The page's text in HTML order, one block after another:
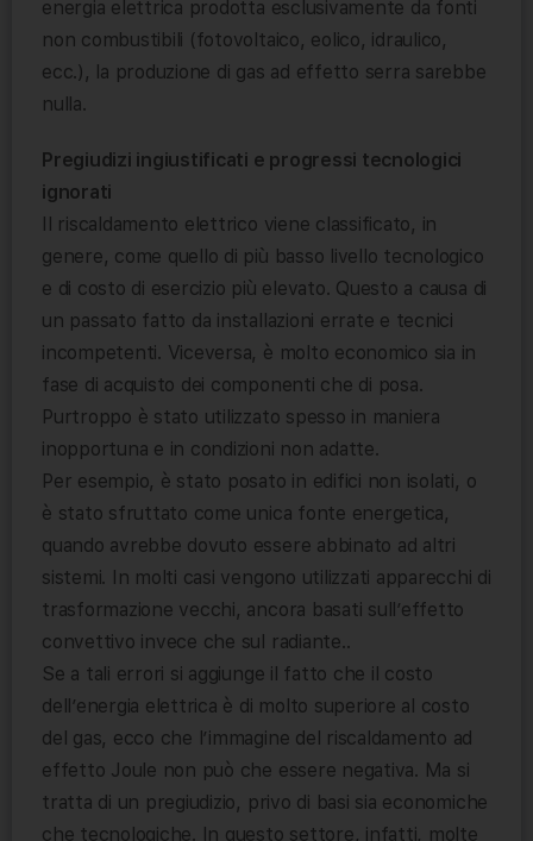
energia elettrica prodotta esclusivamente da fonti
non combustibili (fotovoltaico, eolico, idraulico,
ecc.), la produzione di gas ad effetto serra sarebbe
nulla.
Pregiudizi ingiustificati e progressi tecnologici
ignorati
Il riscaldamento elettrico viene classificato, in
genere, come quello di più basso livello tecnologico
e di costo di esercizio più elevato. Questo a causa di
un passato fatto da installazioni errate e tecnici
incompetenti. Viceversa, è molto economico sia in
fase di acquisto dei componenti che di posa.
Purtroppo è stato utilizzato spesso in maniera
inopportuna e in condizioni non adatte.
Per esempio, è stato posato in edifici non isolati, o
è stato sfruttato come unica fonte energetica,
quando avrebbe dovuto essere abbinato ad altri
sistemi. In molti casi vengono utilizzati apparecchi di
trasformazione vecchi, ancora basati sull’effetto
convettivo invece che sul radiante..
Se a tali errori si aggiunge il fatto che il costo
dell’energia elettrica è di molto superiore al costo
del gas, ecco che l’immagine del riscaldamento ad
effetto Joule non può che essere negativa. Ma si
tratta di un pregiudizio, privo di basi sia economiche
che tecnologiche. In questo settore, infatti, molte